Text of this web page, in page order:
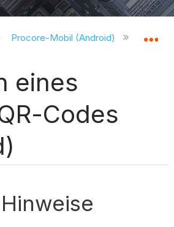
auf- und
Procore-Mobil (Android)
eines
Codes